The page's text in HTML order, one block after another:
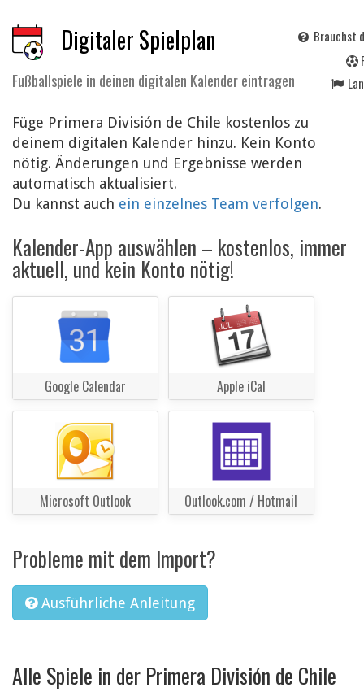
Digitaler Spielplan
Fußballspiele in deinen digitalen Kalender eintragen
Brauchst
Füge Primera División de Chile kostenlos zu
deinem digitalen Kalender hinzu. Kein Konto
nötig. Änderungen und Ergebnisse werden
automatisch aktualisiert.
Du kannst auch ein einzelnes Team verfolgen.
Kalender-App auswählen – kostenlos, immer
aktuell, und kein Konto nötig!
Google Calendar Apple iCal
Microsoft Outlook Outlook.com / Hotmail
Probleme mit dem Import?
Ausführliche Anleitung
Alle Spiele in der Primera División de Chile